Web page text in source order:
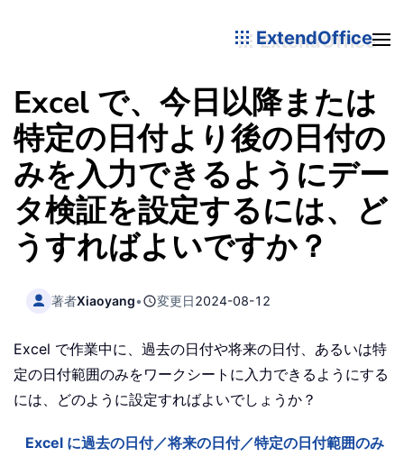
ExtendOffice
Excel で、今日以降または
特定の日付より後の日付の
みを入力できるようにデー
タ検証を設定するには、ど
うすればよいですか？
著者Xiaoyang• 変更日2024-08-12
Excel で作業中に、過去の日付や将来の日付、あるいは特
定の日付範囲のみをワークシートに入力できるようにする
には、どのように設定すればよいでしょうか？
Excel に過去の日付／将来の日付／特定の日付範囲のみ